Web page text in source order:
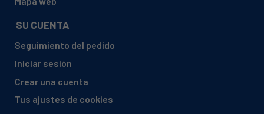
SU CUENTA
Seguimiento del pedido
Iniciar sesión
Crear una cuenta
Tus ajustes de cookies